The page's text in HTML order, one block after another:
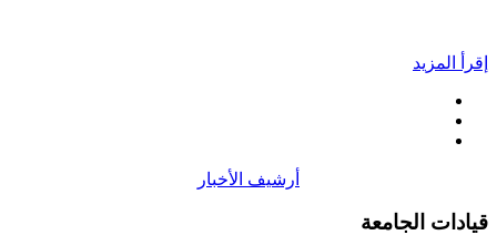
إقرأ المزيد
أرشيف الأخبار
قيادات الجامعة